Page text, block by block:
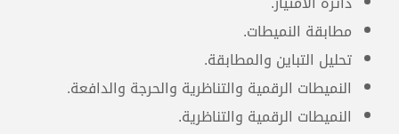
مطابقة النميطات.
تحليل التباين والمطابقة.
النميطات الرقمية والتناظرية والحرجة والدافعة.
النميطات الرقمية والتناظرية.